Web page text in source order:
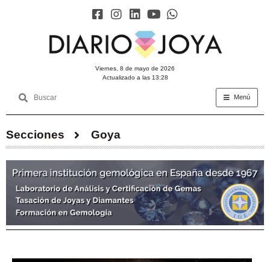
viernes, 8 de mayo de 2026
Actualizado a las 13:28
Menú
Secciones Goya